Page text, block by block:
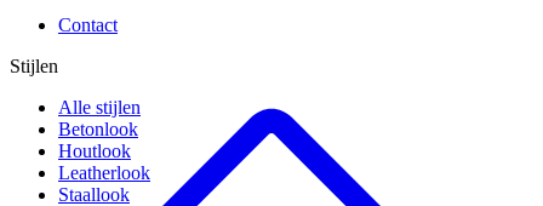
Contact
Stijlen
Alle stijlen
Betonlook
Houtlook
Leatherlook
Staallook